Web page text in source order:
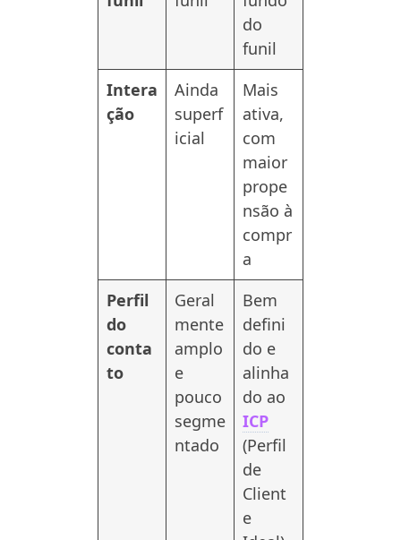
do
funil
Intera
ção
Ainda
superf
icial
Mais
ativa,
com
maior
prope
nsão à
compr
a
Perfil
do
conta
to
Geral
mente
amplo
e
pouco
segme
ntado
Bem
defini
do e
alinha
do ao
ICP
(Perfil
de
Client
e